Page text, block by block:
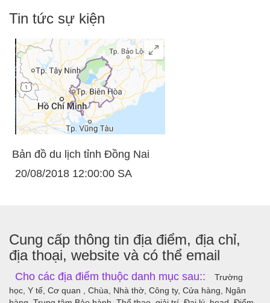
Tin tức sự kiện
Bản đồ du lịch tỉnh Đồng Nai
20/08/2018 12:00:00 SA
Cung cấp thông tin địa điểm, địa chỉ,
địa thoại, website và có thể email
Cho các địa điểm thuộc danh mục sau::
Trường
học, Y tế, Cơ quan , Chùa, Nhà thờ, Công ty, Cửa hàng, Ngân